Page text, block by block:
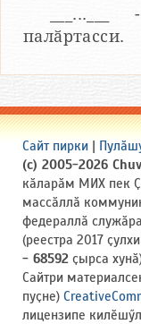
палӑртасси.
Сайт пирки |
(c) 2005-2026
кӑларӑм МИХ пек
массӑллӑ
федераллӑ
(реестра 2017
- 68592 ҫырса
Сайтри
пуҫне)
лицензипе